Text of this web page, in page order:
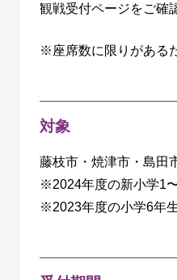
観戦受付ページをご確
※座席数に限りがある
対象
藤枝市・焼津市・島田
※2024年度の新小学1
※2023年度の小学6年